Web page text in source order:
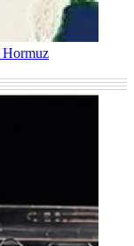
Hormuz